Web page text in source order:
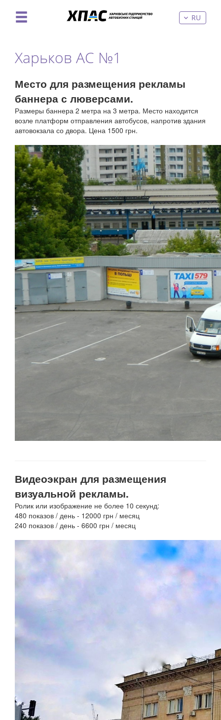
RU
Харьков АС №1
Место для размещения рекламы
баннера с люверсами.
Размеры баннера 2 метра на 3 метра. Место находится
возле платформ отправления автобусов, напротив здания
автовокзала со двора. Цена 1500 грн.
Видеоэкран для размещения
визуальной рекламы.
Ролик или изображение не более 10 секунд:
480 показов / день - 12000 грн / месяц
240 показов / день - 6600 грн / месяц